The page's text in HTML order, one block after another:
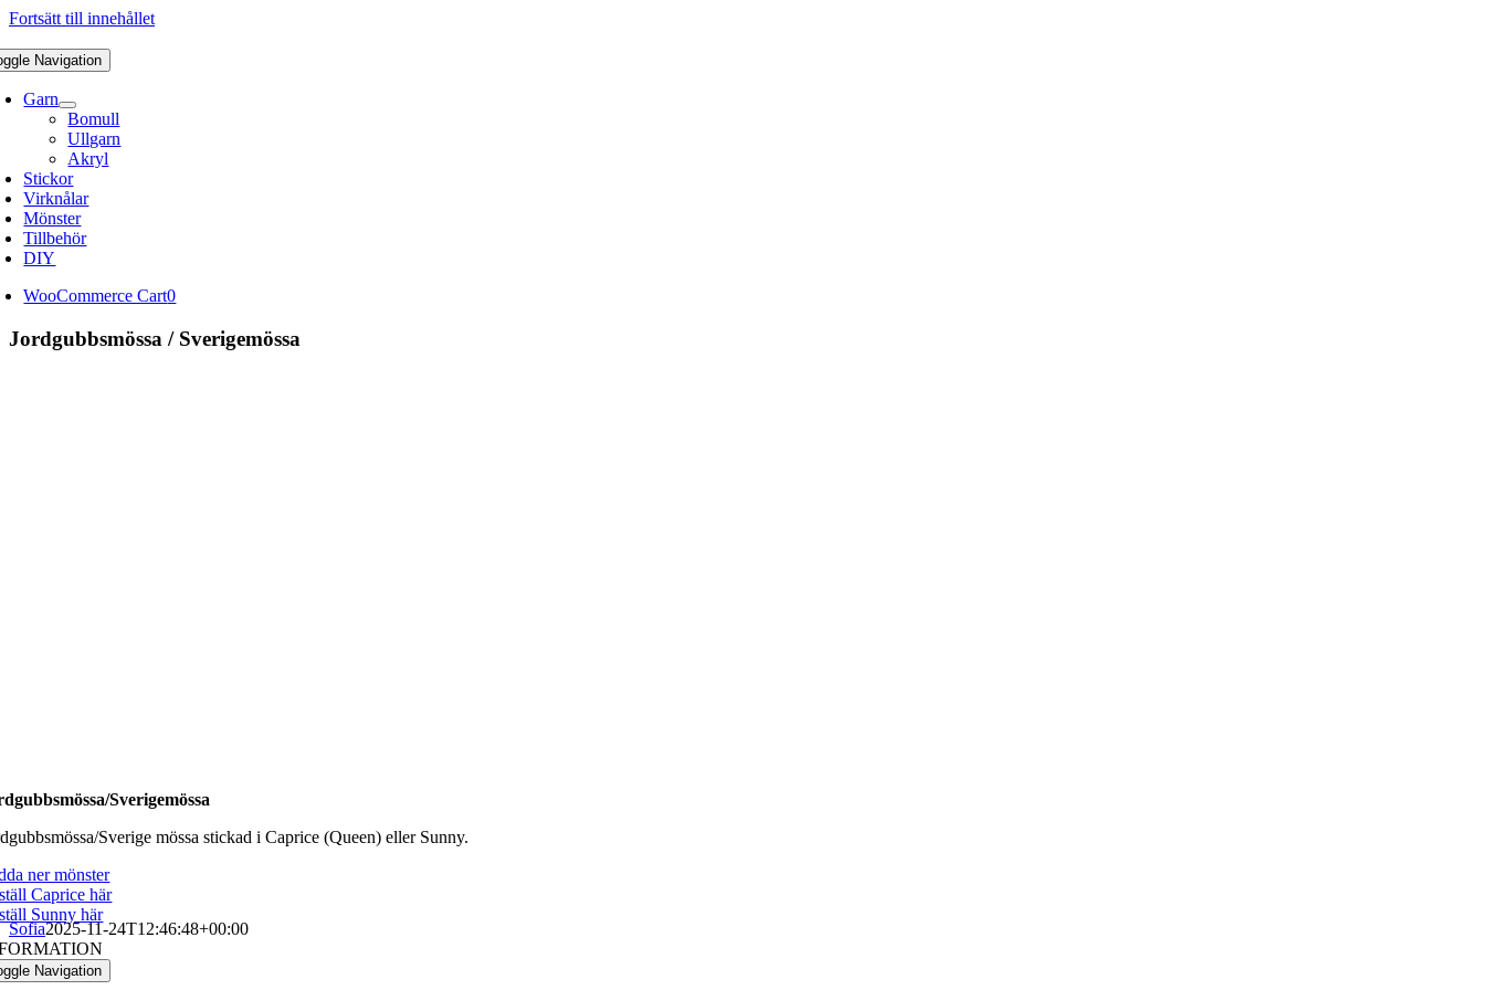
Fortsätt till innehållet
Navigation
Garn
Bomull
Ullgarn
Akryl
Stickor
Virknålar
Mönster
Tillbehör
DIY
WooCommerce Cart0
Jordgubbsmössa / Sverigemössa
Sverigemössa
Sverige mössa stickad i Caprice (Queen) eller Sunny.
ner mönster
Caprice här
Sunny här
Sofia2025-11-24T12:46:48+00:00
Navigation